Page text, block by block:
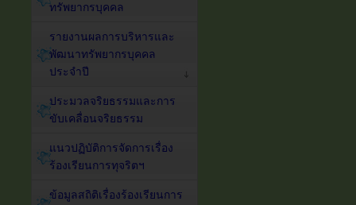
ทรัพยากรบุคคล
รายงานผลการบริหารและ
พัฒนาทรัพยากรบุคคล
ประจำปี
ประมวลจริยธรรมและการ
ขับเคลื่อนจริยธรรม
แนวปฏิบัติการจัดการเรื่อง
ร้องเรียนการทุจริตฯ
ข้อมูลสถิติเรื่องร้องเรียนการ